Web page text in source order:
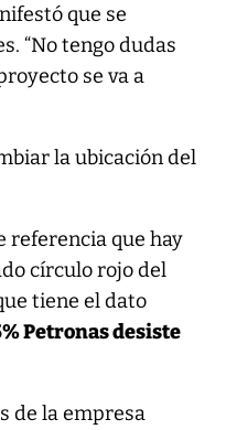
que se
“No tengo dudas
se va a
la ubicación del
referencia que hay
círculo rojo del
tiene el dato
Petronas desiste
de la empresa